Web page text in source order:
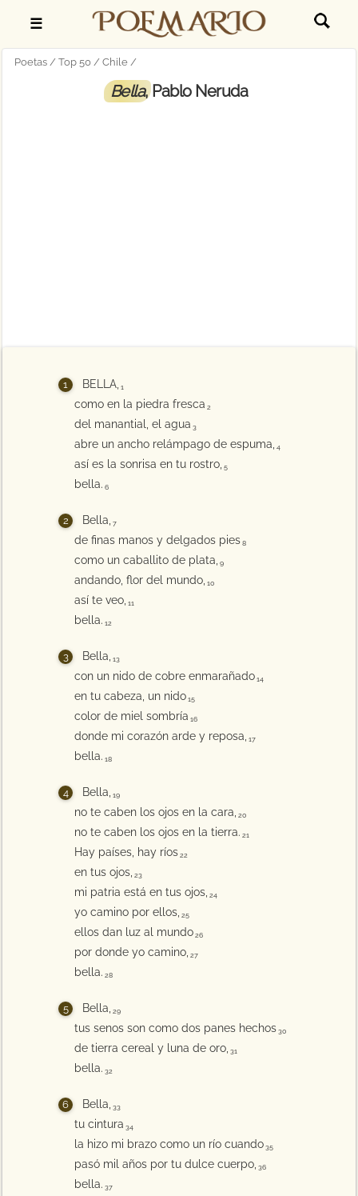
☰
Poetas Top 50 Chile
Bella, Pablo Neruda
BELLA, 1
como en la piedra fresca 2
del manantial, el agua 3
abre un ancho relámpago de espuma, 4
así es la sonrisa en tu rostro, 5
bella. 6
Bella, 7
de finas manos y delgados pies 8
como un caballito de plata, 9
andando, flor del mundo, 10
así te veo, 11
bella. 12
Bella, 13
con un nido de cobre enmarañado 14
en tu cabeza, un nido 15
color de miel sombría 16
donde mi corazón arde y reposa, 17
bella. 18
Bella, 19
no te caben los ojos en la cara, 20
no te caben los ojos en la tierra. 21
Hay países, hay ríos 22
en tus ojos, 23
mi patria está en tus ojos, 24
yo camino por ellos, 25
ellos dan luz al mundo 26
por donde yo camino, 27
bella. 28
Bella, 29
tus senos son como dos panes hechos 30
de tierra cereal y luna de oro, 31
bella. 32
Bella, 33
tu cintura 34
la hizo mi brazo como un río cuando 35
pasó mil años por tu dulce cuerpo, 36
bella. 37